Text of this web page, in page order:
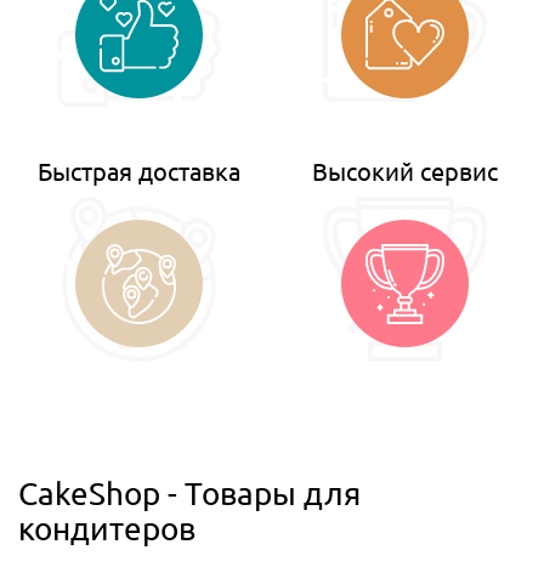
Быстрая доставка Высокий сервис
CakeShop - Товары для
кондитеров